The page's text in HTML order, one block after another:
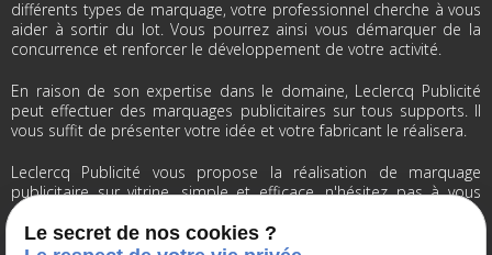
différents types de marquage, votre professionnel cherche à vous
aider à sortir du lot. Vous pourrez ainsi vous démarquer de la
concurrence et renforcer le développement de votre activité.
En raison de son expertise dans le domaine, Leclercq Publicité
peut effectuer des marquages publicitaires sur tous supports. Il
vous suffit de présenter votre idée et votre fabricant le réalisera.
Leclercq Publicité vous propose la réalisation de marquage
publicitaire sur vitrine, simple et efficace, n'hésitez pas à vous
renseigner auprès de votre spécialiste du marquage publicitaire
près de Lille dans le Nord-Pas-de-Calais.
Le secret de nos cookies ?